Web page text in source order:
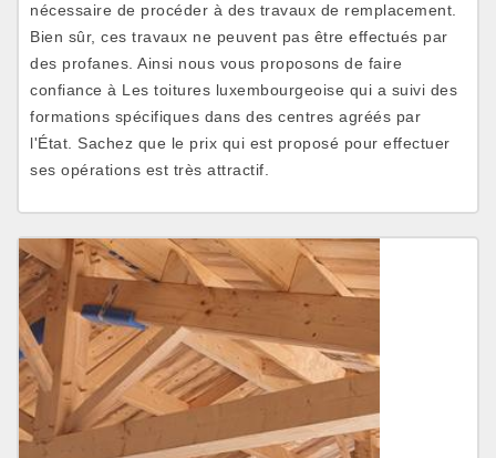
nécessaire de procéder à des travaux de remplacement.
Bien sûr, ces travaux ne peuvent pas être effectués par
des profanes. Ainsi nous vous proposons de faire
confiance à Les toitures luxembourgeoise qui a suivi des
formations spécifiques dans des centres agréés par
l'État. Sachez que le prix qui est proposé pour effectuer
ses opérations est très attractif.